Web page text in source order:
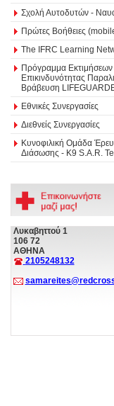
Σχολή Αυτοδυτών -
Πρώτες Βοήθειες
The IFRC Learning
Πρόγραμμα Εκτιμήσεων
Επικινδυνότητας
Βράβευση
Εθνικές Συνεργασίες
Διεθνείς Συνεργασίες
Κυνοφιλική Ομάδα
Διάσωσης - Κ9 S.A.R.
Λυκαβηττού 1
106 72
ΑΘΗΝΑ
2105248132